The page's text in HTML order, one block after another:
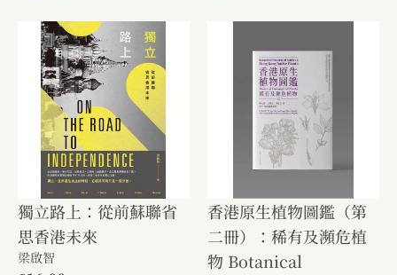
獨立路上：從前蘇聯省
思香港未來
梁啟智
香港原生植物圖鑑（第
二冊）：稀有及瀕危植
物 Botanical